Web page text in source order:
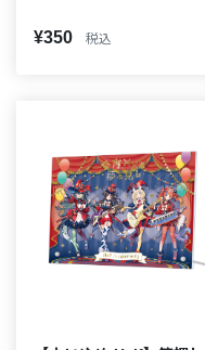
¥350 税込